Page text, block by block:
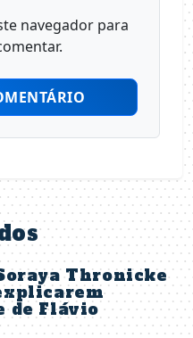
navegador para
Thronicke
de Flávio